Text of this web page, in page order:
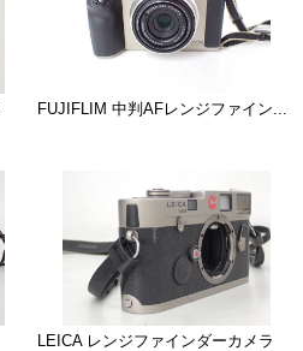
FUJIFLIM 中判AFレンジファイン...
LEICA レンジファインダーカメラ